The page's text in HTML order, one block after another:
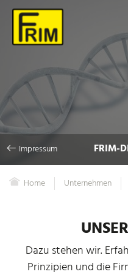
Impressum FRIM-
Home Unternehmen
Dazu stehen wir.
Prinzipien und die